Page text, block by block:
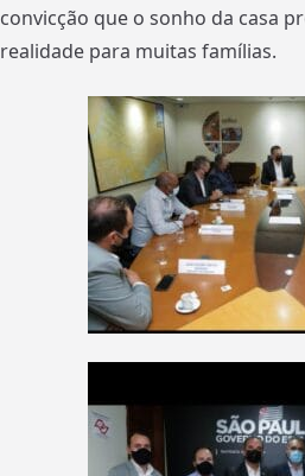
convicção que o sonho da casa
realidade para muitas famílias.